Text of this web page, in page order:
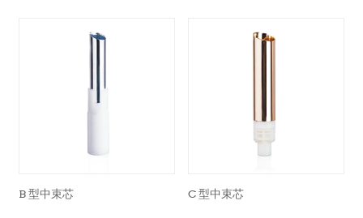
B 型中束芯 C 型中束芯